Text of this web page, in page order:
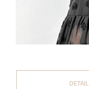
DETAIL